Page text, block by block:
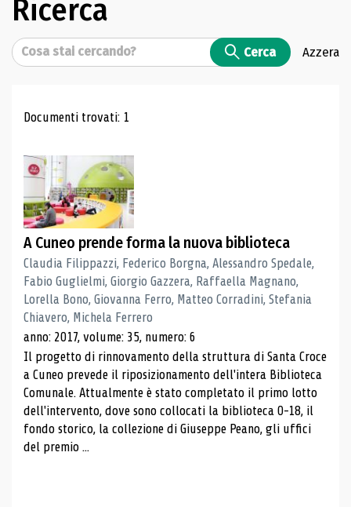
Ricerca
Cerca Cerca Azzera
Risultati di ricerca
Documenti trovati: 1
A Cuneo prende forma la nuova biblioteca
Claudia Filippazzi, Federico Borgna, Alessandro Spedale,
Fabio Guglielmi, Giorgio Gazzera, Raffaella Magnano,
Lorella Bono, Giovanna Ferro, Matteo Corradini, Stefania
Chiavero, Michela Ferrero
anno: 2017, volume: 35, numero: 6
Il progetto di rinnovamento della struttura di Santa Croce
a Cuneo prevede il riposizionamento dell'intera Biblioteca
Comunale. Attualmente è stato completato il primo lotto
dell'intervento, dove sono collocati la biblioteca 0-18, il
fondo storico, la collezione di Giuseppe Peano, gli uffici
del premio ...